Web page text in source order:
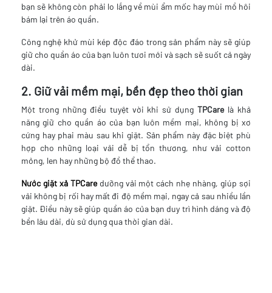
bạn sẽ không còn phải lo lắng về mùi ẩm mốc hay mùi mồ hôi
bám lại trên áo quần.
Công nghệ khử mùi kép độc đáo trong sản phẩm này sẽ giúp
giữ cho quần áo của bạn luôn tươi mới và sạch sẽ suốt cả ngày
dài.
2. Giữ vải mềm mại, bền đẹp theo thời gian
Một trong những điều tuyệt vời khi sử dụngTPCarelà khả
năng giữ cho quần áo của bạn luôn mềm mại, không bị xơ
cứng hay phai màu sau khi giặt. Sản phẩm này đặc biệt phù
hợp cho những loại vải dễ bị tổn thương, như vải cotton
mỏng, len hay những bộ đồ thể thao.
Nước giặt xả TPCaredưỡng vải một cách nhẹ nhàng, giúp sợi
vải không bị rối hay mất đi độ mềm mại, ngay cả sau nhiều lần
giặt. Điều này sẽ giúp quần áo của bạn duy trì hình dáng và độ
bền lâu dài, dù sử dụng qua thời gian dài.